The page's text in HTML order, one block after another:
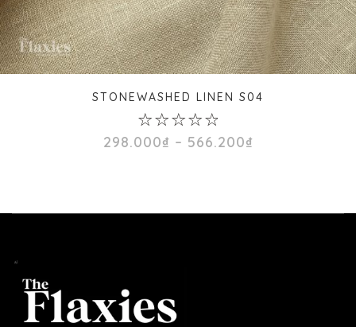
STONEWASHED LINEN S04
0
out
298.000₫ – 566.200₫
566.200₫